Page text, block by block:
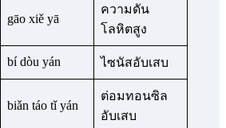
gāo xiě yā
ความดัน
โลหิตสูง
bí dòu yán ไซนัสอับเสบ
biǎn táo tǐ yán
ต่อมทอนซิล
อับเสบ